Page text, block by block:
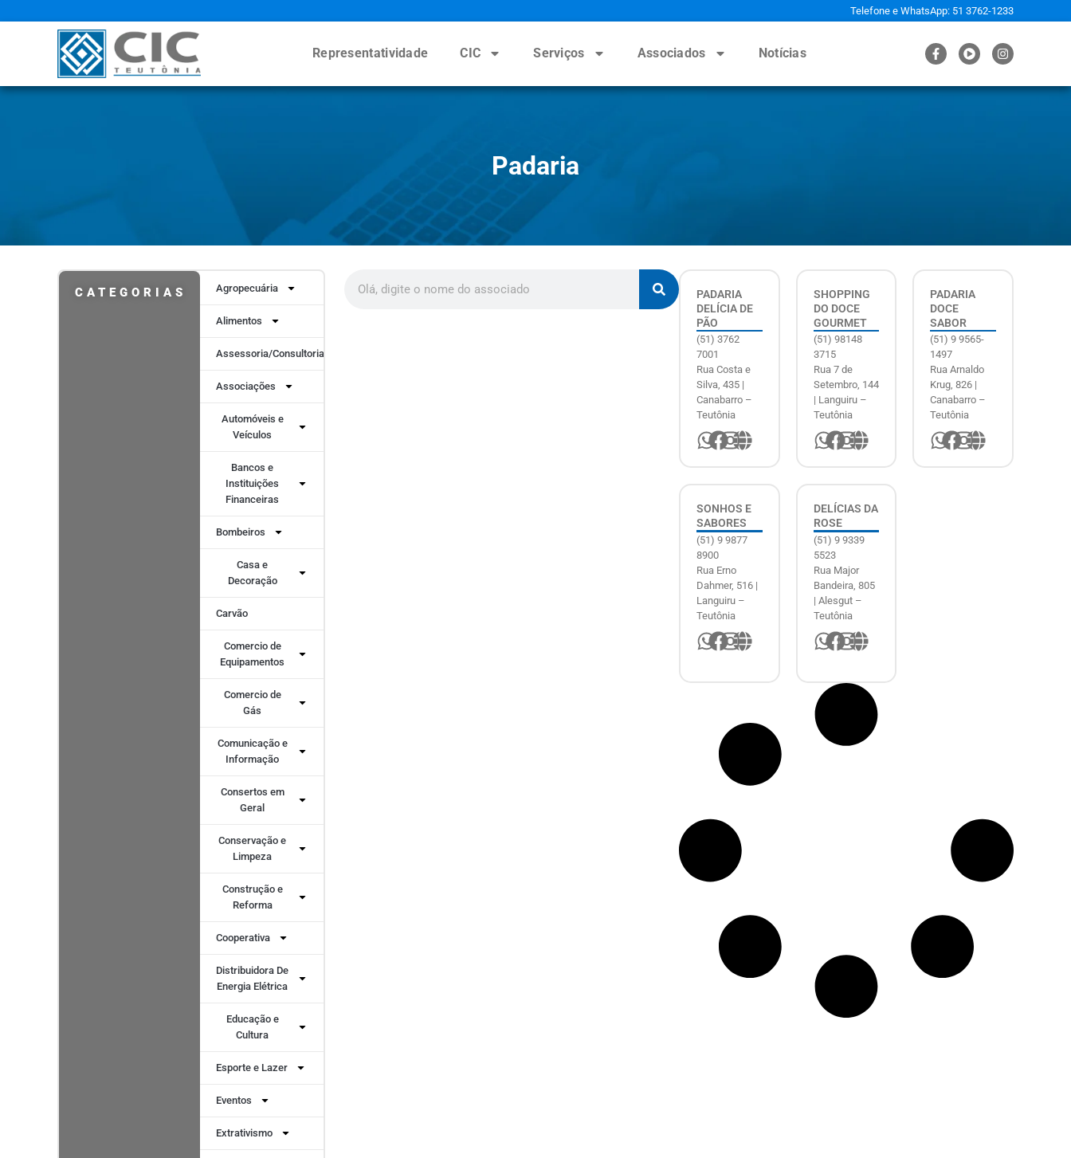
Telefone e WhatsApp: 51 3762-1233
Representatividade CIC Serviços Associados Notícias
Padaria
CATEGORIAS Agropecuária
Alimentos
Assessoria/Consultoria
Associações
Automóveis e
Veículos
Bancos e
Instituições
Financeiras
Bombeiros
Casa e
Decoração
Carvão
Comercio de
Equipamentos
Comercio de
Gás
Comunicação e
Informação
Consertos em
Geral
Conservação e
Limpeza
Construção e
Reforma
Cooperativa
Distribuidora De
Energia Elétrica
Educação e
Cultura
Esporte e Lazer
Eventos
Extrativismo
PADARIA
DELÍCIA DE
PÃO
(51) 3762
7001
Rua Costa e
Silva, 435 |
Canabarro –
Teutônia
SHOPPING
DO DOCE
GOURMET
(51) 98148
3715
Rua 7 de
Setembro, 144
| Languiru –
Teutônia
PADARIA
DOCE
SABOR
(51) 9 9565-
1497
Rua Arnaldo
Krug, 826 |
Canabarro –
Teutônia
SONHOS E
SABORES
(51) 9 9877
8900
Rua Erno
Dahmer, 516 |
Languiru –
Teutônia
DELÍCIAS DA
ROSE
(51) 9 9339
5523
Rua Major
Bandeira, 805
| Alesgut –
Teutônia